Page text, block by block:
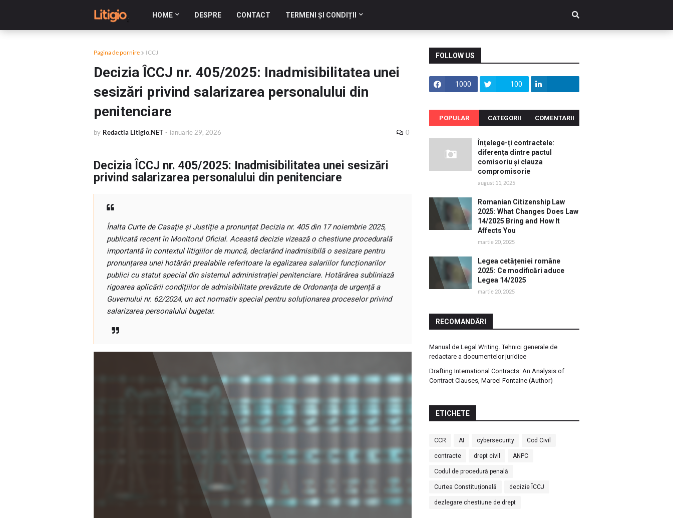
HOME DESPRE CONTACT TERMENI ȘI CONDIȚII
Pagina de pornire ICCJ
Decizia ÎCCJ nr. 405/2025: Inadmisibilitatea unei
sesizări privind salarizarea personalului din
penitenciare
by Redactia Litigio.NET - ianuarie 29, 2026 0
Decizia ÎCCJ nr. 405/2025: Inadmisibilitatea unei sesizări
privind salarizarea personalului din penitenciare
Înalta Curte de Casație și Justiție a pronunțat Decizia nr. 405 din 17 noiembrie 2025,
publicată recent în Monitorul Oficial. Această decizie vizează o chestiune procedurală
importantă în contextul litigiilor de muncă, declarând inadmisibilă o sesizare pentru
pronunțarea unei hotărâri prealabile referitoare la egalizarea salariilor funcționarilor
publici cu statut special din sistemul administrației penitenciare. Hotărârea subliniază
rigoarea aplicării condițiilor de admisibilitate prevăzute de Ordonanța de urgență a
Guvernului nr. 62/2024, un act normativ special pentru soluționarea proceselor privind
salarizarea personalului bugetar.
FOLLOW US
1000 100
POPULAR CATEGORII COMENTARII
Înțelege-ți contractele:
diferența dintre pactul
comisoriu și clauza
compromisorie
august 11, 2025
Romanian Citizenship Law
2025: What Changes Does Law
14/2025 Bring and How It
Affects You
martie 20, 2025
Legea cetățeniei române
2025: Ce modificări aduce
Legea 14/2025
martie 20, 2025
RECOMANDĂRI
Manual de Legal Writing. Tehnici generale de
redactare a documentelor juridice
Drafting International Contracts: An Analysis of
Contract Clauses, Marcel Fontaine (Author)
ETICHETE
CCR AI cybersecurity Cod Civil
contracte drept civil ANPC
Codul de procedură penală
Curtea Constituțională decizie ÎCCJ
dezlegare chestiune de drept